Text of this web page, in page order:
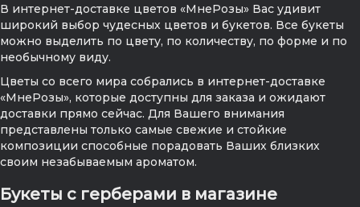
В интернет-доставке цветов «МнеРозы» Вас удивит
широкий выбор чудесных цветов и букетов. Все букеты
можно выделить по цвету, по количеству, по форме и по
необычному виду.
Цветы со всего мира собрались в интернет-доставке
«МнеРозы», которые доступны для заказа и ожидают
доставки прямо сейчас. Для Вашего внимания
представлены только самые свежие и стойкие
композиции способные порадовать Ваших близких
своим незабываемым ароматом.
Букеты с герберами в магазине